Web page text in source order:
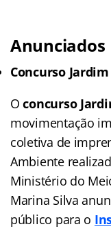
Anunciados
Concurso
Oconcurso
movimentação
coletiva de
Ambiente
Ministério do
Marina Silva
público para o